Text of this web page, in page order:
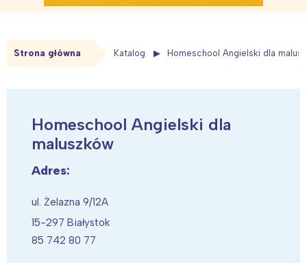
Strona główna Katalog Homeschool Angielski dla
Homeschool Angielski dla
maluszków
Adres:
ul. Żelazna 9/12A
15-297 Białystok
85 742 80 77